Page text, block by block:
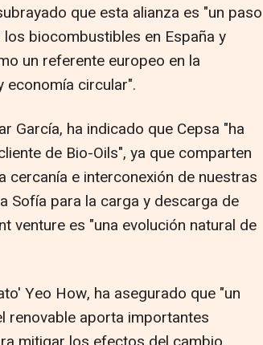
que esta alianza es "un paso
biocombustibles en España y
un referente europeo en la
circular".
García, ha indicado que Cepsa "ha
de Bio-Oils", ya que comparten
cercanía e interconexión de nuestras
Sofía para la carga y descarga de
venture es "una evolución natural de
Yeo How, ha asegurado que "un
renovable aporta importantes